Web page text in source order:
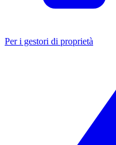
Per i gestori di proprietà